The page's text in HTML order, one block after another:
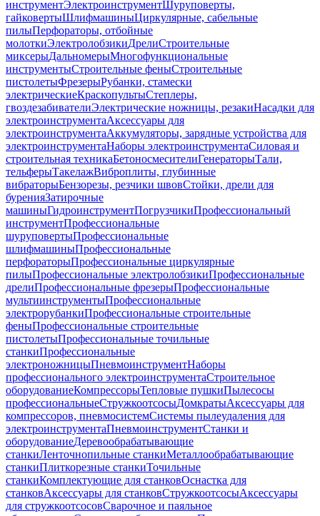
инструментЭлектроинструментШуруповерты,
гайковертыШлифмашиныЦиркулярные, сабельные
пилыПерфораторы, отбойные
молоткиЭлектролобзикиДрелиСтроительные
миксерыДальномерыМногофункциональные
инструментыСтроительные феныСтроительные
пистолетыФрезерыРубанки, стамески
электрическиеКраскопультыСтеплеры,
гвоздезабивателиЭлектрические ножницы, резакиНасадки для
электроинструментаАксессуары для
электроинструментаАккумуляторы, зарядные устройства для
электроинструментаНаборы электроинструментаСиловая и
строительная техникаБетоносмесителиГенераторыТали,
тельферыТакелажВиброплиты, глубинные
вибраторыБензорезы, резчики швовСтойки, дрели для
буренияЗатирочные
машиныГидроинструментПогрузчикиПрофессиональный
инструментПрофессиональные
шуруповертыПрофессиональные
шлифмашиныПрофессиональные
перфораторыПрофессиональные циркулярные
пилыПрофессиональные электролобзикиПрофессиональные
дрелиПрофессиональные фрезерыПрофессиональные
мультиинструментыПрофессиональные
электрорубанкиПрофессиональные строительные
феныПрофессиональные строительные
пистолетыПрофессиональные точильные
станкиПрофессиональные
электроножницыПневмоинструментНаборы
профессионального электроинструментаСтроительное
оборудованиеКомпрессорыТепловые пушкиПылесосы
профессиональныеСтружкоотсосыДомкратыАксессуары для
компрессоров, пневмосистемСистемы пылеудаления для
электроинструментаПневмоинструментСтанки и
оборудованиеДеревообрабатывающие
станкиЛенточнопильные станкиМеталлообрабатывающие
станкиПлиткорезные станкиТочильные
станкиКомплектующие для станковОснастка для
станковАксессуары для станковСтружкоотсосыАксессуары
для стружкоотсосовСварочное и паяльное